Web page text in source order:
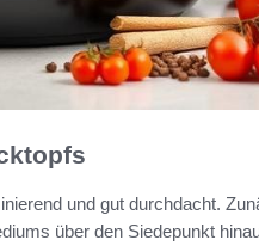
und gut durchdacht.
über den Siedepunkt